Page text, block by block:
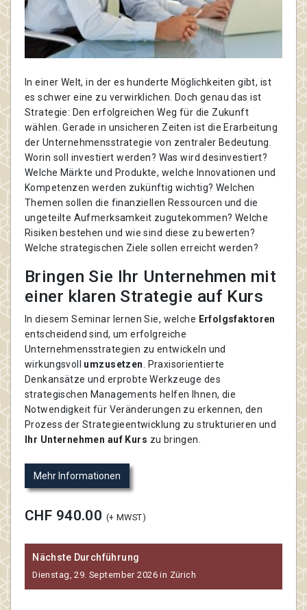
In einer Welt, in der es hunderte Möglichkeiten gibt, ist
es schwer eine zu verwirklichen. Doch genau das ist
Strategie: Den erfolgreichen Weg für die Zukunft
wählen. Gerade in unsicheren Zeiten ist die Erarbeitung
der Unternehmensstrategie von zentraler Bedeutung.
Worin soll investiert werden? Was wird desinvestiert?
Welche Märkte und Produkte, welche Innovationen und
Kompetenzen werden zukünftig wichtig? Welchen
Themen sollen die finanziellen Ressourcen und die
ungeteilte Aufmerksamkeit zugutekommen? Welche
Risiken bestehen und wie sind diese zu bewerten?
Welche strategischen Ziele sollen erreicht werden?
Bringen Sie Ihr Unternehmen mit
einer klaren Strategie auf Kurs
In diesem Seminar lernen Sie, welche Erfolgsfaktoren
entscheidend sind, um erfolgreiche
Unternehmensstrategien zu entwickeln und
wirkungsvoll umzusetzen. Praxisorientierte
Denkansätze und erprobte Werkzeuge des
strategischen Managements helfen Ihnen, die
Notwendigkeit für Veränderungen zu erkennen, den
Prozess der Strategieentwicklung zu strukturieren und
Ihr Unternehmen auf Kurs zu bringen.
Mehr Informationen
CHF 940.00 (+ MWST)
Nächste Durchführung
Dienstag, 29. September 2026 in Zürich